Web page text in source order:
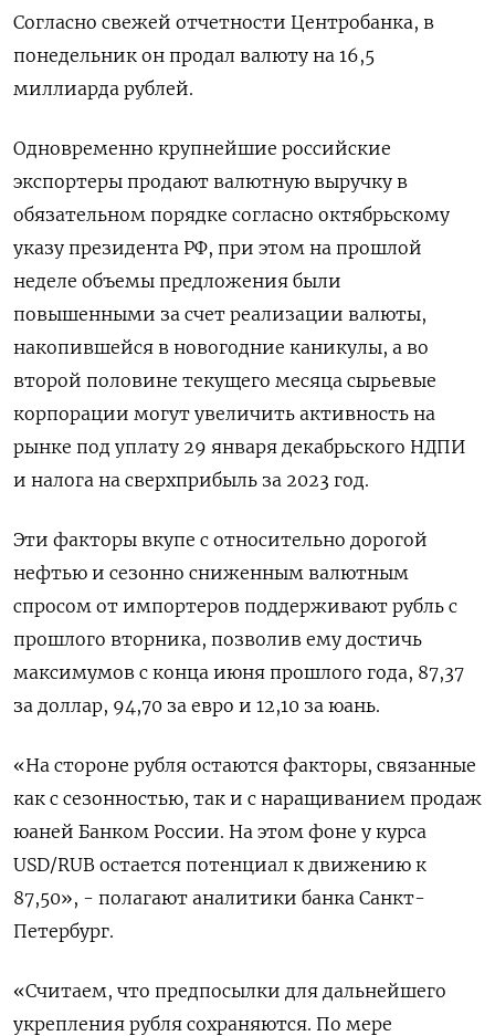
Согласно свежей отчетности Центробанка, в
понедельник он продал валюту на 16,5
миллиарда рублей.
Одновременно крупнейшие российские
экспортеры продают валютную выручку в
обязательном порядке согласно октябрьскому
указу президента РФ, при этом на прошлой
неделе объемы предложения были
повышенными за счет реализации валюты,
накопившейся в новогодние каникулы, а во
второй половине текущего месяца сырьевые
корпорации могут увеличить активность на
рынке под уплату 29 января декабрьского НДПИ
и налога на сверхприбыль за 2023 год.
Эти факторы вкупе с относительно дорогой
нефтью и сезонно сниженным валютным
спросом от импортеров поддерживают рубль с
прошлого вторника, позволив ему достичь
максимумов с конца июня прошлого года, 87,37
за доллар, 94,70 за евро и 12,10 за юань.
«На стороне рубля остаются факторы, связанные
как с сезонностью, так и с наращиванием продаж
юаней Банком России. На этом фоне у курса
USD/RUB остается потенциал к движению к
87,50», - полагают аналитики банка Санкт-
Петербург.
«Считаем, что предпосылки для дальнейшего
укрепления рубля сохраняются. По мере